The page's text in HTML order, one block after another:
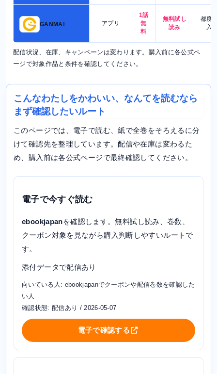
GANMA! アプリ
1話
無
料
無料試し
読み
都度
入
配信状況、在庫、キャンペーンは変わります。購入前に各公式ペ
ージで対象作品と条件を確認してください。
こんなわたしをかわいい、なんてを読むなら
まず確認したいルート
このページでは、電子で読む、紙で全巻をそろえるに分
けて確認先を整理しています。配信や在庫は変わるた
め、購入前は各公式ページで最終確認してください。
電子で今すぐ読む
ebookjapanを確認します。無料試し読み、巻数、
クーポン対象を見ながら購入判断しやすいルートで
す。
添付データで配信あり
向いている人: ebookjapanでクーポンや配信巻数を確認した
い人
確認状態: 配信あり / 2026-05-07
電子で確認する